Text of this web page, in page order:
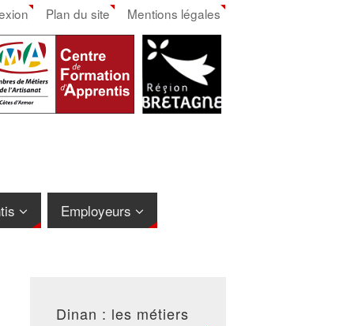
Plan du site Mentions légales
Employeurs
Dinan : les métiers